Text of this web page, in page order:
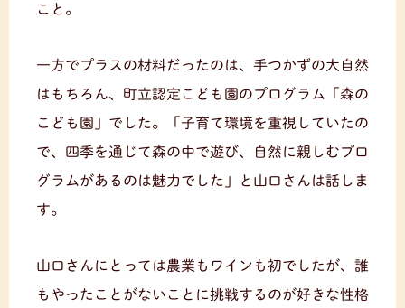
こと。
一方でプラスの材料だったのは、手つかずの大自然
はもちろん、町立認定こども園のプログラム「森の
こども園」でした。「子育て環境を重視していたの
で、四季を通じて森の中で遊び、自然に親しむプロ
グラムがあるのは魅力でした」と山口さんは話しま
す。
山口さんにとっては農業もワインも初でしたが、誰
もやったことがないことに挑戦するのが好きな性格